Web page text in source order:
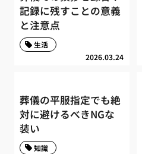
記録に残すことの意義
と注意点
2026.03.24
生活
葬儀の平服指定でも絶
対に避けるべきNGな
装い
知識